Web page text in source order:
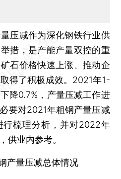
压减作为深化钢铁行业供
措，是产能产量双控的重
石价格快速上涨、推动企
得了积极成效。2021年1-
降0.7%，产量压减工作进
要对2021年粗钢产量压减
行梳理分析，并对2022年
供业内参考。
产量压减总体情况